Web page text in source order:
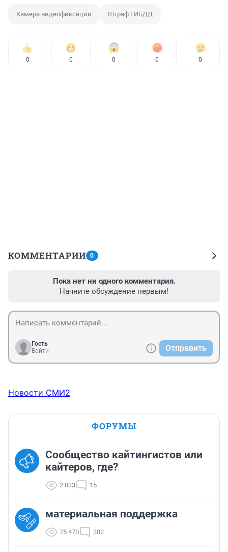
Камера видеофиксации Штраф ГИБДД
0 0 0 0 0
КОММЕНТАРИИ 0
Пока нет ни одного комментария.
Начните обсуждение первым!
Гость
Войти
Отправить
Новости СМИ2
ФОРУМЫ
Сообщество кайтингистов или
кайтеров, где?
2 033 15
материальная поддержка
75 470 382